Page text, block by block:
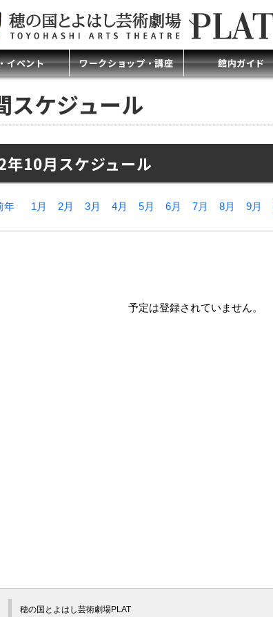
イベント ワークショップ・講座 館内ガイド
スケジュール
年10月スケジュール
年 1月 2月 3月 4月 5月 6月 7月 8月 9月
予定は登録されていません。
穂の国とよはし芸術劇場PLAT